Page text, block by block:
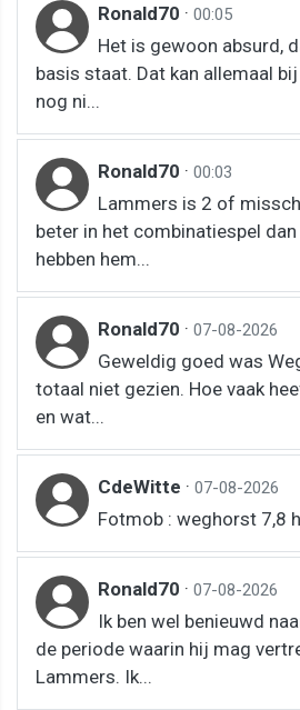
Ronald70 · 00:05
Het is gewoon absurd,
basis staat. Dat kan allemaal
nog ni...
Ronald70 · 00:03
Lammers is 2 of
beter in het combinatiespel dan
hebben hem...
Ronald70 · 07-08-2026
Geweldig goed was
totaal niet gezien. Hoe vaak
en wat...
CdeWitte · 07-08-2026
Fotmob : weghorst 7,8
Ronald70 · 07-08-2026
Ik ben wel benieuwd
de periode waarin hij mag
Lammers. Ik...